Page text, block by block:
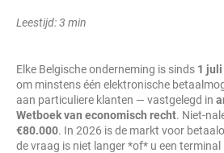
Leestijd: 3 min
Elke Belgische onderneming is sinds 1
om minstens één elektronische
aan particuliere klanten — vastgelegd in
Wetboek van economisch recht. Niet-
€80.000. In 2026 is de markt voor
de vraag is niet langer *of* u een